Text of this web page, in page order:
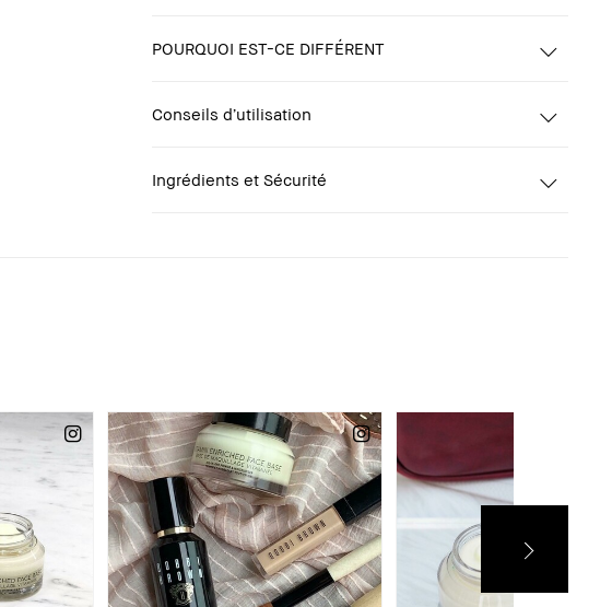
POURQUOI EST-CE DIFFÉRENT
Conseils d’utilisation
Ingrédients et Sécurité